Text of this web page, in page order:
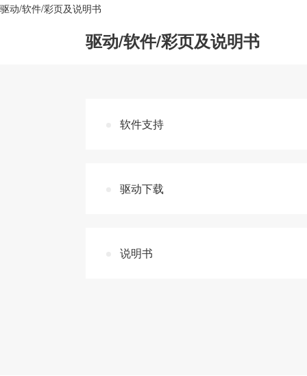
驱动/软件/彩页及说明书
驱动/软件/彩页及说明书
软件支持
驱动下载
说明书